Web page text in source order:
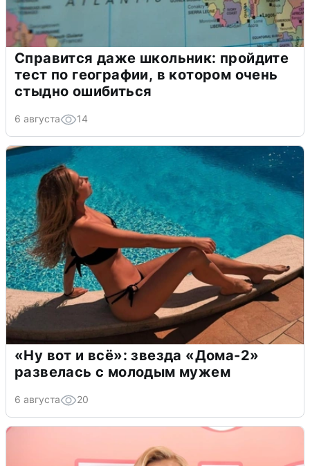
Справится даже школьник: пройдите
тест по географии, в котором очень
стыдно ошибиться
6 августа 14
«Ну вот и всё»: звезда «Дома-2»
развелась с молодым мужем
6 августа 20